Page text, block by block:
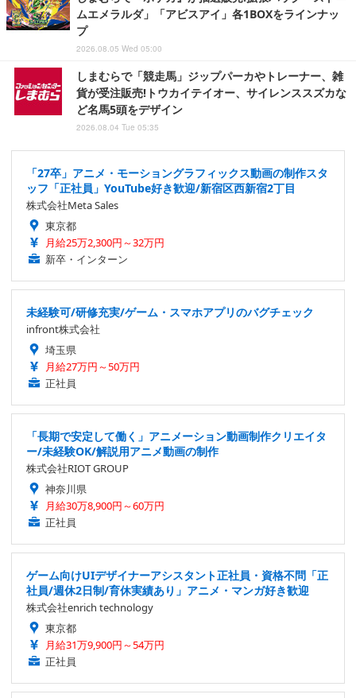
ムエメラルダ」「アビスアイ」各1BOXをラインナッ
プ
2026.08.05 Wed 05:00
しまむらで「競走馬」ジップパーカやトレーナー、雑
貨が受注販売!トウカイテイオー、サイレンススズカな
ど名馬5頭をデザイン
2026.08.04 Tue 05:35
「27卒」アニメ・モーショングラフィックス動画の制作スタ
ッフ「正社員」YouTube好き歓迎/新宿区西新宿2丁目
株式会社Meta Sales
東京都
月給25万2,300円～32万円
新卒・インターン
未経験可/研修充実/ゲーム・スマホアプリのバグチェック
infront株式会社
埼玉県
月給27万円～50万円
正社員
「長期で安定して働く」アニメーション動画制作クリエイタ
ー/未経験OK/解説用アニメ動画の制作
株式会社RIOT GROUP
神奈川県
月給30万8,900円～60万円
正社員
ゲーム向けUIデザイナーアシスタント正社員・資格不問「正
社員/週休2日制/育休実績あり」アニメ・マンガ好き歓迎
株式会社enrich technology
東京都
月給31万9,900円～54万円
正社員